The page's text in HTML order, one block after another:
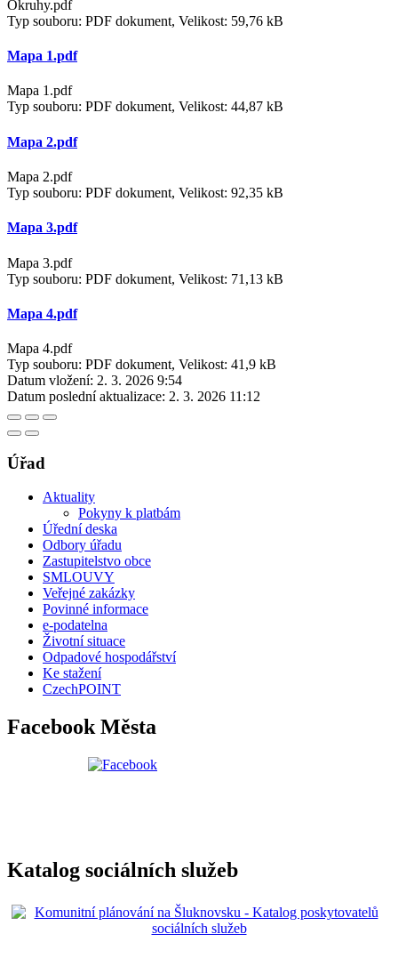
Okruhy.pdf
Typ souboru: PDF dokument, Velikost: 59,76 kB
Mapa 1.pdf
Mapa 1.pdf
Typ souboru: PDF dokument, Velikost: 44,87 kB
Mapa 2.pdf
Mapa 2.pdf
Typ souboru: PDF dokument, Velikost: 92,35 kB
Mapa 3.pdf
Mapa 3.pdf
Typ souboru: PDF dokument, Velikost: 71,13 kB
Mapa 4.pdf
Mapa 4.pdf
Typ souboru: PDF dokument, Velikost: 41,9 kB
Datum vložení: 2. 3. 2026 9:54
Datum poslední aktualizace: 2. 3. 2026 11:12
Úřad
Aktuality
Pokyny k platbám
Úřední deska
Odbory úřadu
Zastupitelstvo obce
SMLOUVY
Veřejné zakázky
Povinné informace
e-podatelna
Životní situace
Odpadové hospodářství
Ke stažení
CzechPOINT
Facebook Města
Katalog sociálních služeb